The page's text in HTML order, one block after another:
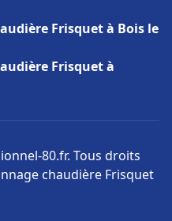
Frisquet à Bois le
Frisquet à
80.fr. Tous droits
chaudière Frisquet